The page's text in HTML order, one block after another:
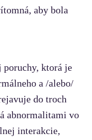
aby bola
ktorá je
a /alebo/
do troch
abnormalitami vo
interakcie,